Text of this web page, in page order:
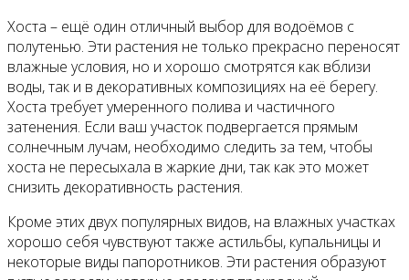
Хоста – ещё один отличный выбор для водоёмов с
полутенью. Эти растения не только прекрасно переносят
влажные условия, но и хорошо смотрятся как вблизи
воды, так и в декоративных композициях на её берегу.
Хоста требует умеренного полива и частичного
затенения. Если ваш участок подвергается прямым
солнечным лучам, необходимо следить за тем, чтобы
хоста не пересыхала в жаркие дни, так как это может
снизить декоративность растения.
Кроме этих двух популярных видов, на влажных участках
хорошо себя чувствуют также астильбы, купальницы и
некоторые виды папоротников. Эти растения образуют